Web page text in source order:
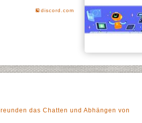
discord.com
das Chatten und Abhängen von